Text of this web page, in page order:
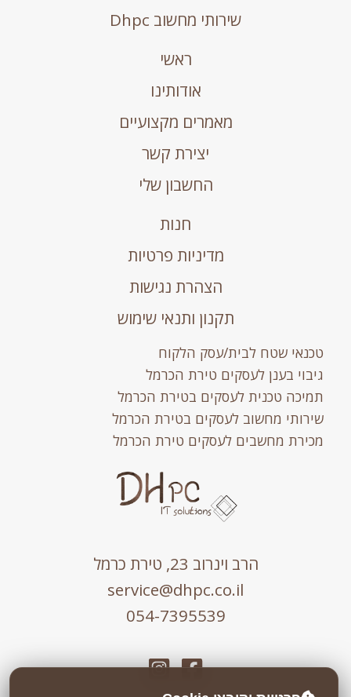
שירותי מחשוב Dhpc
ראשי
אודותינו
מאמרים מקצועיים
יצירת קשר
החשבון שלי
חנות
מדיניות פרטיות
הצהרת נגישות
תקנון ותנאי שימוש
טכנאי שטח לבית/עסק הלקוח
גיבוי בענן לעסקים טירת הכרמל
תמיכה טכנית לעסקים בטירת הכרמל
שירותי מחשוב לעסקים בטירת הכרמל
מכירת מחשבים לעסקים טירת הכרמל
הרב וינרוב 23, טירת כרמל
service@dhpc.co.il
054-7395539